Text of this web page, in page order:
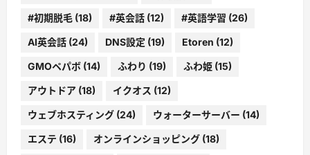
#初期脱毛 (18) #英会話 (12) #英語学習 (26)
AI英会話 (24) DNS設定 (19) Etoren (12)
GMOペパボ (14) ふわり (19) ふわ姫 (15)
アウトドア (18) イクオス (12)
ウェブホスティング (24) ウォーターサーバー (14)
エステ (16) オンラインショッピング (18)